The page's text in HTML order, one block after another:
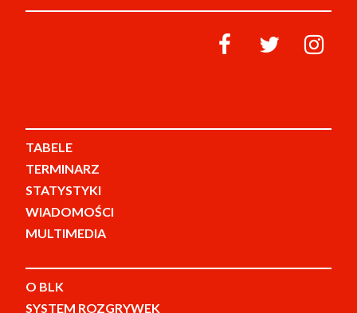
TABELE
TERMINARZ
STATYSTYKI
WIADOMOŚCI
MULTIMEDIA
O BLK
SYSTEM ROZGRYWEK